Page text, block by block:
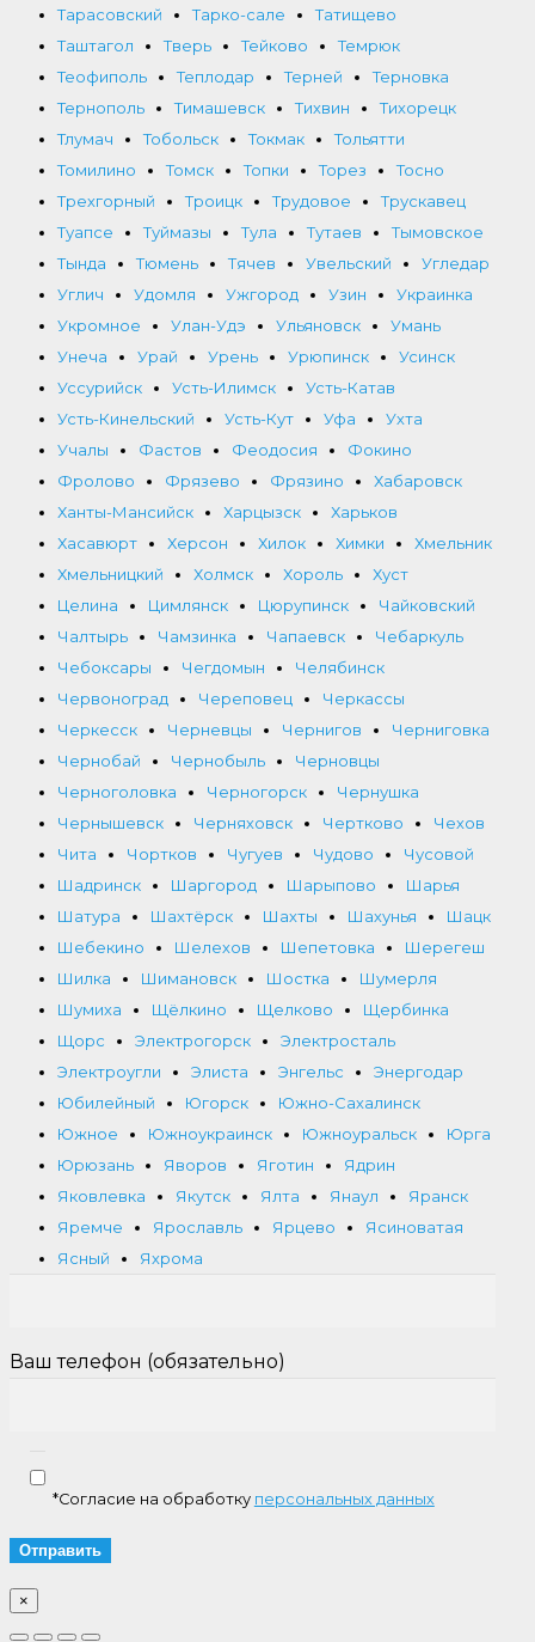
Тарасовский
Тарко-сале
Татищево
Таштагол
Тверь Тейково
Темрюк
Теофиполь
Теплодар Терней
Терновка
Тернополь
Тимашевск Тихвин
Тихорецк
Тлумач
Тобольск Токмак
Тольятти
Томилино
Томск Топки Торез
Тосно
Трехгорный
Троицк Трудовое
Трускавец
Туапсе
Туймазы Тула Тутаев
Тымовское
Тында
Тюмень Тячев Увельский
Угледар
Углич
Удомля Ужгород Узин
Украинка
Укромное
Улан-Удэ Ульяновск
Умань
Унеча
Урай Урень Урюпинск
Усинск
Уссурийск
Усть-Илимск
Усть-Катав
Усть-Кинельский
Усть-Кут Уфа
Ухта
Учалы
Фастов Феодосия
Фокино
Фролово
Фрязево Фрязино
Хабаровск
Ханты-Мансийск
Харцызск
Харьков
Хасавюрт
Херсон Хилок Химки
Хмельник
Хмельницкий
Холмск Хороль
Хуст
Целина
Цимлянск Цюрупинск
Чайковский
Чалтырь
Чамзинка Чапаевск
Чебаркуль
Чебоксары
Чегдомын
Челябинск
Червоноград
Череповец
Черкассы
Черкесск
Черневцы Чернигов
Черниговка
Чернобай
Чернобыль
Черновцы
Черноголовка
Черногорск
Чернушка
Чернышевск
Черняховск Чертково
Чехов
Чита
Чортков Чугуев Чудово
Чусовой
Шадринск
Шаргород Шарыпово
Шарья
Шатура
Шахтёрск Шахты Шахунья
Шацк
Шебекино
Шелехов Шепетовка
Шерегеш
Шилка
Шимановск Шостка
Шумерля
Шумиха
Щёлкино Щелково
Щербинка
Щорс
Электрогорск
Электросталь
Электроугли
Элиста Энгельс
Энергодар
Юбилейный
Югорск
Южно-Сахалинск
Южное
Южноукраинск Южноуральск
Юрга
Юрюзань
Яворов Яготин
Ядрин
Яковлевка
Якутск Ялта Янаул
Яранск
Яремче
Ярославль Ярцево
Ясиноватая
Ясный
Яхрома
Ваш телефон (обязательно)
*Согласие на обработку персональных данных
×